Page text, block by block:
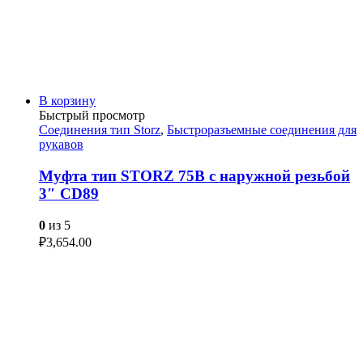
В корзину
Быстрый просмотр
Соединения тип Storz, Быстроразъемные соединения для
рукавов
Муфта тип STORZ 75B с наружной резьбой
3″ CD89
0 из 5
₽3,654.00